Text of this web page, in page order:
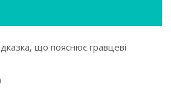
що пояснює гравцеві